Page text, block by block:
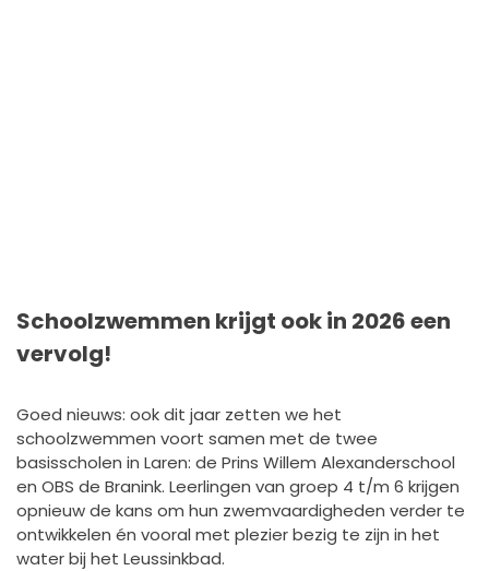
Schoolzwemmen krijgt ook in 2026 een
vervolg!
Goed nieuws: ook dit jaar zetten we het
schoolzwemmen voort samen met de twee
basisscholen in Laren: de Prins Willem Alexanderschool
en OBS de Branink. Leerlingen van groep 4 t/m 6 krijgen
opnieuw de kans om hun zwemvaardigheden verder te
ontwikkelen én vooral met plezier bezig te zijn in het
water bij het Leussinkbad.